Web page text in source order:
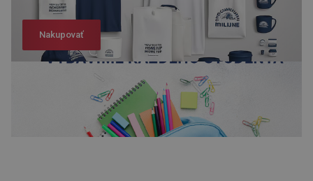
Nakupovať